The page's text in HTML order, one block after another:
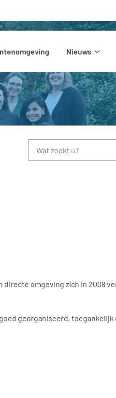
Nieuws
omgeving zich in 2008
georganiseerd, toegankelijk